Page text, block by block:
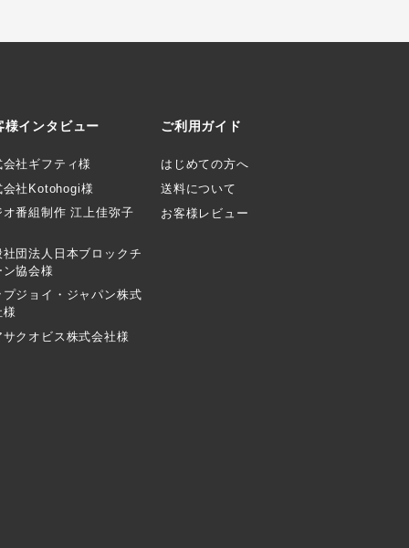
様インタビュー
会社ギフティ様
会社Kotohogi様
オ番組制作 江上佳弥子
社団法人日本ブロックチ
ン協会様
プジョイ・ジャパン株式
様
サクオビス株式会社様
ご利用ガイド
はじめての方へ
送料について
お客様レビュー